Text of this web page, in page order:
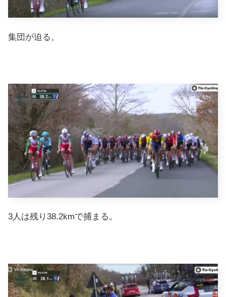
集団が迫る。
3人は残り38.2kmで捕まる。